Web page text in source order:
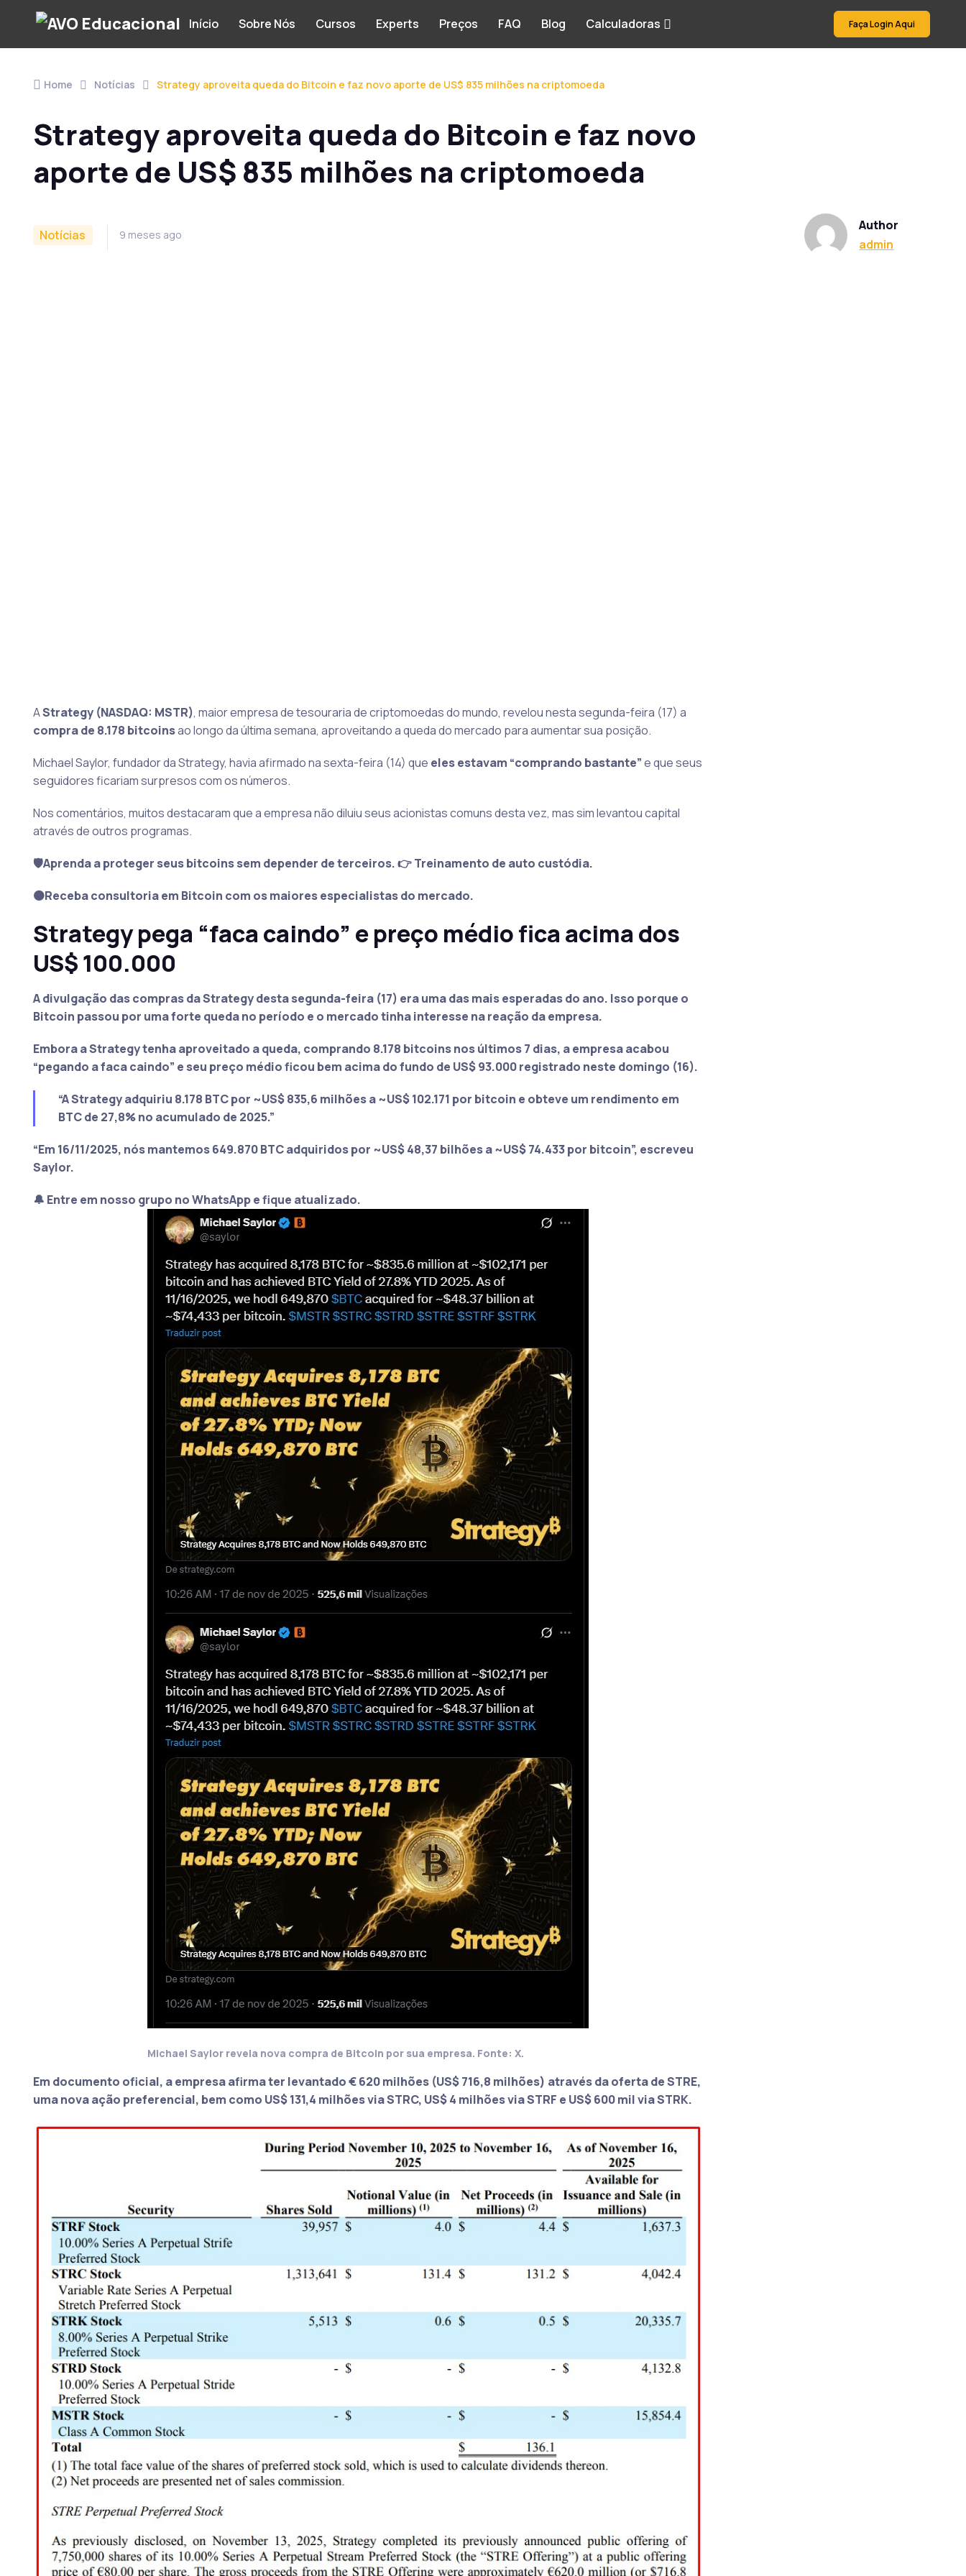
Início Sobre Nós Cursos Experts Preços FAQ Blog Calculadoras Faça Login Aqui
Home Notícias Strategy aproveita queda do Bitcoin e faz novo aporte de US$ 835 milhões na criptomoeda
Strategy aproveita queda do Bitcoin e faz novo
aporte de US$ 835 milhões na criptomoeda
Notícias 9 meses ago
Author
admin
AStrategy (NASDAQ: MSTR), maior empresa de tesouraria de criptomoedas do mundo, revelou nesta segunda-feira (17) a
compra de 8.178 bitcoinsao longo da última semana, aproveitando a queda do mercado para aumentar sua posição.
Michael Saylor, fundador da Strategy, havia afirmado na sexta-feira (14) que eles estavam “comprando bastante”e que seus
seguidores ficariam surpresos com os números.
Nos comentários, muitos destacaram que a empresa não diluiu seus acionistas comuns desta vez, mas sim levantou capital
através de outros programas.
🛡️Aprenda a proteger seus bitcoins sem depender de terceiros. 👉 Treinamento de auto custódia.
🟠Receba consultoria em Bitcoin com os maiores especialistas do mercado.
Strategy pega “faca caindo” e preço médio fica acima dos
US$ 100.000
A divulgação das compras da Strategy desta segunda-feira (17) era uma das mais esperadas do ano. Isso porque o
Bitcoin passou por uma forte queda no período e o mercado tinha interesse na reação da empresa.
Embora a Strategy tenha aproveitado a queda, comprando 8.178 bitcoins nos últimos 7 dias, a empresa acabou
“pegando a faca caindo” e seu preço médio ficou bem acima do fundo de US$ 93.000 registrado neste domingo (16).
“A Strategy adquiriu 8.178 BTC por ~US$ 835,6 milhões a ~US$ 102.171 por bitcoin e obteve um rendimento em
BTC de 27,8% no acumulado de 2025.”
“Em 16/11/2025, nós mantemos 649.870 BTC adquiridos por ~US$ 48,37 bilhões a ~US$ 74.433 por bitcoin”, escreveu
Saylor.
🔔 Entre em nosso grupo no WhatsApp e fique atualizado.
Michael Saylor revela nova compra de Bitcoin por sua empresa. Fonte: X.
Em documento oficial, a empresa afirma ter levantado€ 620 milhões (US$ 716,8 milhões) através da oferta deSTRE,
uma nova ação preferencial, bem como US$ 131,4 milhões via STRC, US$ 4 milhões via STRF e US$ 600 mil via STRK.